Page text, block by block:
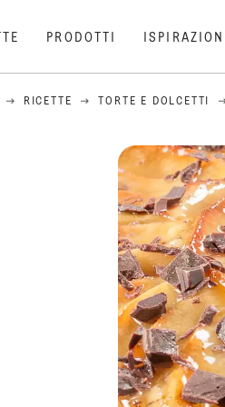
PRODOTTI ISPIRAZIONI
RICETTE TORTE E DOLCETTI